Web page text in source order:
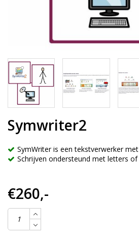
Symwriter2
SymWriter is een tekstverwerker
Schrijven ondersteund met letters
€260,-